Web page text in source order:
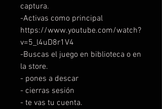
captura.
-Activas como principal
https://www.youtube.com/watch?
v=5_l4uD8r1V4
-Buscas el juego en biblioteca o en
la store.
- pones a descar
- cierras sesión
- te vas tu cuenta.